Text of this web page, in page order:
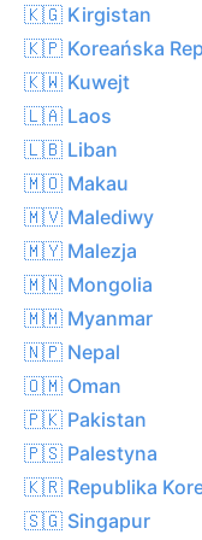
🇰🇬 Kirgistan
🇰🇵 Koreańska
🇰🇼 Kuwejt
🇱🇦 Laos
🇱🇧 Liban
🇲🇴 Makau
🇲🇻 Malediwy
🇲🇾 Malezja
🇲🇳 Mongolia
🇲🇲 Myanmar
🇳🇵 Nepal
🇴🇲 Oman
🇵🇰 Pakistan
🇵🇸 Palestyna
🇰🇷 Republika
🇸🇬 Singapur